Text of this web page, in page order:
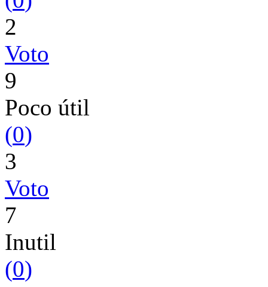
2
Voto
9
Poco útil
(0)
3
Voto
7
Inutil
(0)